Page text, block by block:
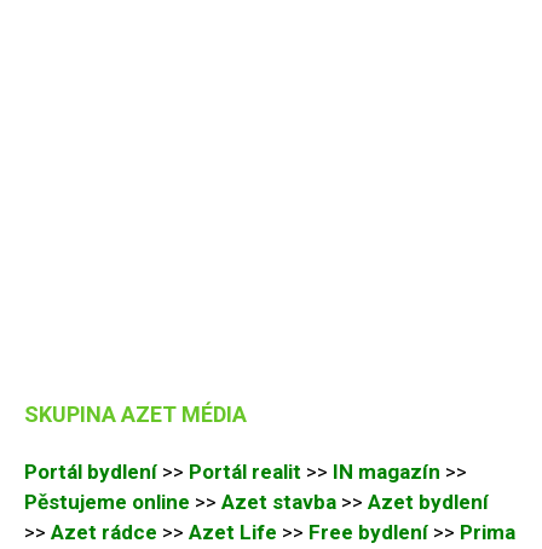
SKUPINA AZET MÉDIA
Portál bydlení >> Portál realit >> IN magazín >>
Pěstujeme online >> Azet stavba >> Azet bydlení
>> Azet rádce >> Azet Life >> Free bydlení >> Prima